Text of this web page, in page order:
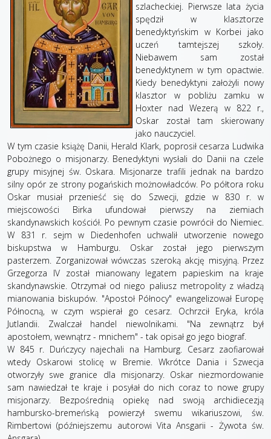
szlacheckiej. Pierwsze lata życia
spędził w klasztorze
benedyktyńskim w Korbei jako
uczeń tamtejszej szkoły.
Niebawem sam został
benedyktynem w tym opactwie.
Kiedy benedyktyni założyli nowy
klasztor w pobliżu zamku w
Hoxter nad Wezerą w 822 r.,
Oskar został tam skierowany
jako nauczyciel.
W tym czasie książę Danii, Herald Klark, poprosił cesarza Ludwika
Pobożnego o misjonarzy. Benedyktyni wysłali do Danii na czele
grupy misyjnej św. Oskara. Misjonarze trafili jednak na bardzo
silny opór ze strony pogańskich możnowładców. Po półtora roku
Oskar musiał przenieść się do Szwecji, gdzie w 830 r. w
miejscowości Birka ufundował pierwszy na ziemiach
skandynawskich kościół. Po pewnym czasie powrócił do Niemiec.
W 831 r. sejm w Diedenhofen uchwalił utworzenie nowego
biskupstwa w Hamburgu. Oskar został jego pierwszym
pasterzem. Zorganizował wówczas szeroką akcję misyjną. Przez
Grzegorza IV został mianowany legatem papieskim na kraje
skandynawskie. Otrzymał od niego paliusz metropolity z władzą
mianowania biskupów. "Apostoł Północy" ewangelizował Europę
Północną, w czym wspierał go cesarz. Ochrzcił Eryka, króla
Jutlandii. Zwalczał handel niewolnikami. "Na zewnątrz był
apostołem, wewnątrz - mnichem" - tak opisał go jego biograf.
W 845 r. Duńczycy najechali na Hamburg. Cesarz zaofiarował
wtedy Oskarowi stolicę w Bremie. Wkrótce Dania i Szwecja
otworzyły swe granice dla misjonarzy. Oskar niezmordowanie
sam nawiedzał te kraje i posyłał do nich coraz to nowe grupy
misjonarzy. Bezpośrednią opiekę nad swoją archidiecezją
hambursko-bremeńską powierzył swemu wikariuszowi, św.
Rimbertowi (późniejszemu autorowi Vita Ansgarii - Żywota św.